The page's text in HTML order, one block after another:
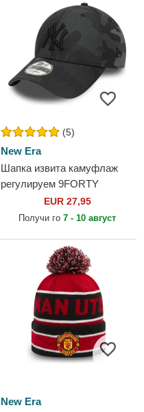
(5)
New Era
Шапка извита камуфлаж
регулируем 9FORTY
League Essential на New
York Yankees MLB от New
EUR 27,95
Получи го 7 - 10 август
New Era